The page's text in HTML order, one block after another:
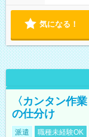
気になる！
〈カンタン作
の仕分け
派遣 職種未経験OK